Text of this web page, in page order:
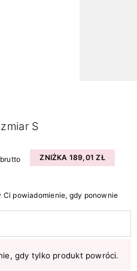
S
brutto
ZNIŻKA 189,01 ZŁ
powiadomienie, gdy ponownie
gdy tylko produkt powróci.